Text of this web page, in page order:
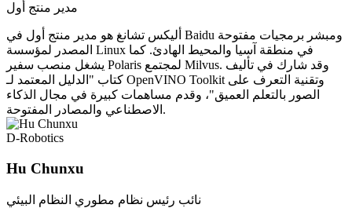
مدير منتج أول
أليكس تشانغ هو مدير منتج أول في Baidu ومبشر برمجيات مفتوحة
المصدر لمؤسسة Linux في منطقة آسيا والمحيط الهادئ. كما
يشغل منصب سفير Polaris لمجتمع Milvus. وقد شارك في تأليف
كتاب "الدليل المعتمد لـ OpenVINO Toolkit وتقنية التعرف على
الصور بالتعلم العميق"، وقدم مساهمات كبيرة في مجال الذكاء
الاصطناعي والمصادر المفتوحة.
D-Robotics
Hu Chunxu
نائب رئيس نظام مطوري النظام البيئي